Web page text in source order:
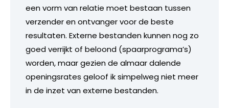
een vorm van relatie moet bestaan tussen
verzender en ontvanger voor de beste
resultaten. Externe bestanden kunnen nog zo
goed verrijkt of beloond (spaarprograma’s)
worden, maar gezien de almaar dalende
openingsrates geloof ik simpelweg niet meer
in de inzet van externe bestanden.